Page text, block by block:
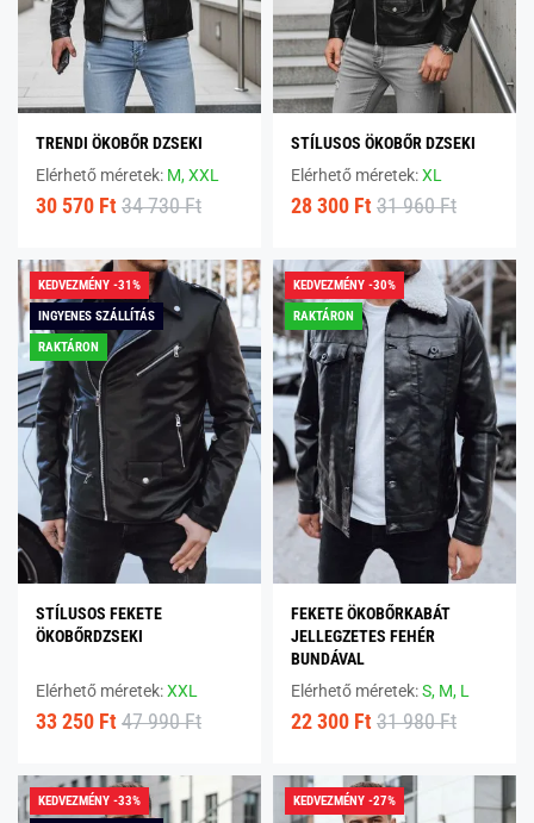
TRENDI ÖKOBŐR DZSEKI
Elérhető méretek: M,XXL
30 570 Ft 34 730 Ft
STÍLUSOS ÖKOBŐR DZSEKI
Elérhető méretek:XL
28 300 Ft 31 960 Ft
KEDVEZMÉNY -31%
INGYENES SZÁLLÍTÁS
RAKTÁRON
STÍLUSOS FEKETE
ÖKOBŐRDZSEKI
Elérhető méretek:XXL
33 250 Ft 47 990 Ft
KEDVEZMÉNY -30%
RAKTÁRON
FEKETE ÖKOBŐRKABÁT
JELLEGZETES FEHÉR
BUNDÁVAL
Elérhető méretek:S, M, L
22 300 Ft 31 980 Ft
KEDVEZMÉNY -33% KEDVEZMÉNY -27%